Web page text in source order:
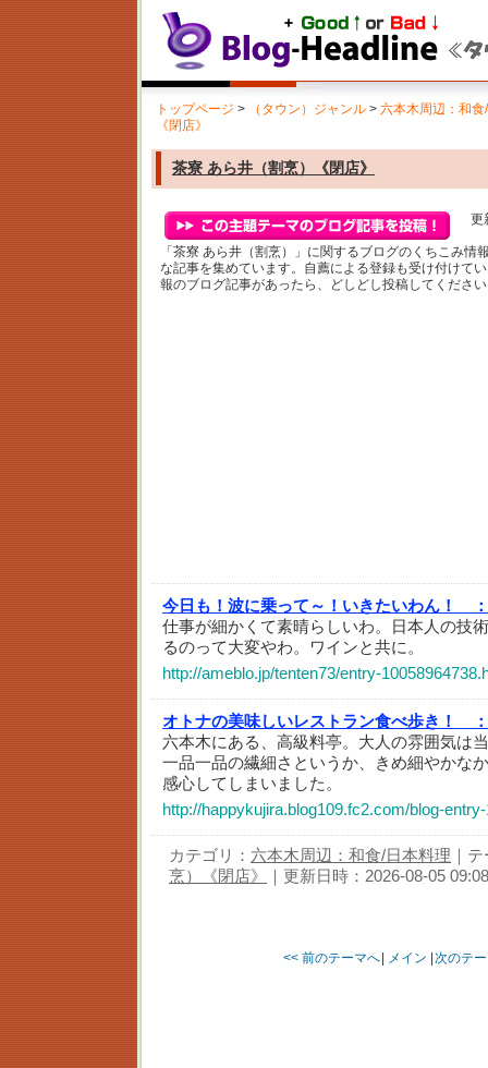
トップページ > （タウン）ジャンル > 六本木周辺：和食
《閉店》
茶寮 あら井（割烹）《閉店》
更
「茶寮 あら井（割烹）」に関するブログのくちこみ情
な記事を集めています。自薦による登録も受け付けて
報のブログ記事があったら、どしどし投稿してくださ
今日も！波に乗って～！いきたいわん！ ：
仕事が細かくて素晴らしいわ。日本人の技
るのって大変やわ。ワインと共に。
http://ameblo.jp/tenten73/entry-
オトナの美味しいレストラン食べ歩き！ ：
六本木にある、高級料亭。大人の雰囲気は
一品一品の繊細さというか、きめ細やかな
感心してしまいました。
http://happykujira.blog109.fc2.com/blog-
カテゴリ： 六本木周辺：和食/日本料理 ｜
烹）《閉店》
｜更新日時：2026-08-05
<< 前のテーマへ メイン 次のテ